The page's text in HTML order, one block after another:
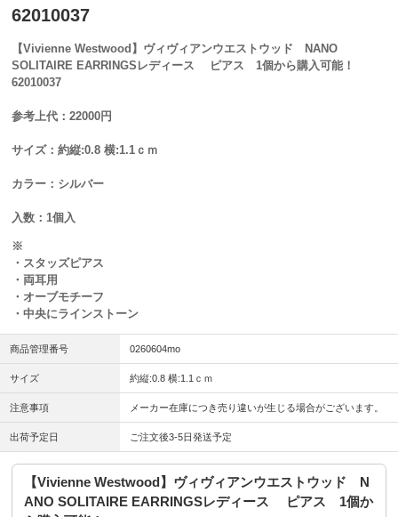
62010037
【Vivienne Westwood】ヴィヴィアンウエストウッド NANO
SOLITAIRE EARRINGSレディース ピアス 1個から購入可能！
62010037
参考上代：22000円
サイズ：約縦:0.8 横:1.1ｃｍ
カラー：シルバー
入数：1個入
※
・スタッズピアス
・両耳用
・オーブモチーフ
・中央にラインストーン
商品管理番号 0260604mo
サイズ 約縦:0.8 横:1.1ｃｍ
注意事項 メーカー在庫につき売り違いが生じる場合がございます。
出荷予定日 ご注文後3-5日発送予定
【Vivienne Westwood】ヴィヴィアンウエストウッド N
ANO SOLITAIRE EARRINGSレディース ピアス 1個か